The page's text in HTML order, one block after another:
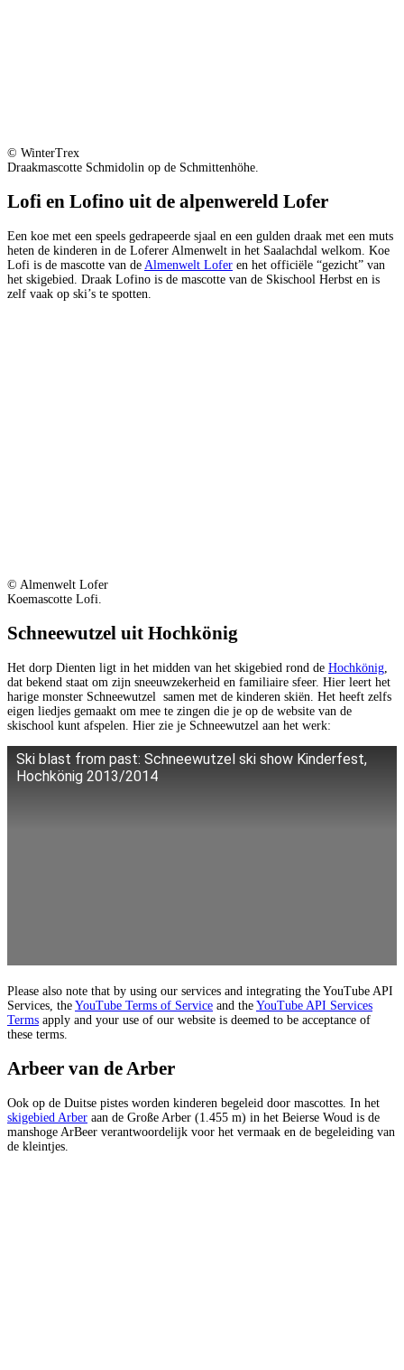
© WinterTrex
Draakmascotte Schmidolin op de Schmittenhöhe.
Lofi en Lofino uit de alpenwereld Lofer
Een koe met een speels gedrapeerde sjaal en een gulden draak met een muts
heten de kinderen in de Loferer Almenwelt in het Saalachdal welkom. Koe
Lofi is de mascotte van de Almenwelt Lofer en het officiële “gezicht” van
het skigebied. Draak Lofino is de mascotte van de Skischool Herbst en is
zelf vaak op ski’s te spotten.
© Almenwelt Lofer
Koemascotte Lofi.
Schneewutzel uit Hochkönig
Het dorp Dienten ligt in het midden van het skigebied rond de Hochkönig
dat bekend staat om zijn sneeuwzekerheid en familiaire sfeer. Hier leert het
harige monster Schneewutzel samen met de kinderen skiën. Het heeft zelfs
eigen liedjes gemaakt om mee te zingen die je op de website van de
skischool kunt afspelen. Hier zie je Schneewutzel aan het werk:
Ski blast from past: Schneewutzel ski show Kinderfest,
Hochkönig 2013/2014
Please also note that by using our services and integrating the YouTube API
Services, the YouTube Terms of Service and the YouTube API Services
Terms apply and your use of our website is deemed to be acceptance of
these terms.
Arbeer van de Arber
Ook op de Duitse pistes worden kinderen begeleid door mascottes. In het
skigebied Arber aan de Große Arber (1.455 m) in het Beierse Woud is de
manshoge ArBeer verantwoordelijk voor het vermaak en de begeleiding van
de kleintjes.